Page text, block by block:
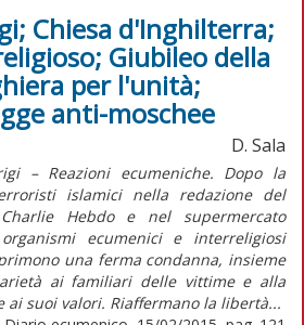
Chiesa d'Inghilterra;
Giubileo della
per l'unità;
anti-moschee
D. Sala
– Reazioni ecumeniche. Dopo la
islamici nella redazione del
Hebdo e nel supermercato
ecumenici e interreligiosi
una ferma condanna, insieme
ai familiari delle vittime e alla
ai suoi valori. Riaffermano la libertà...